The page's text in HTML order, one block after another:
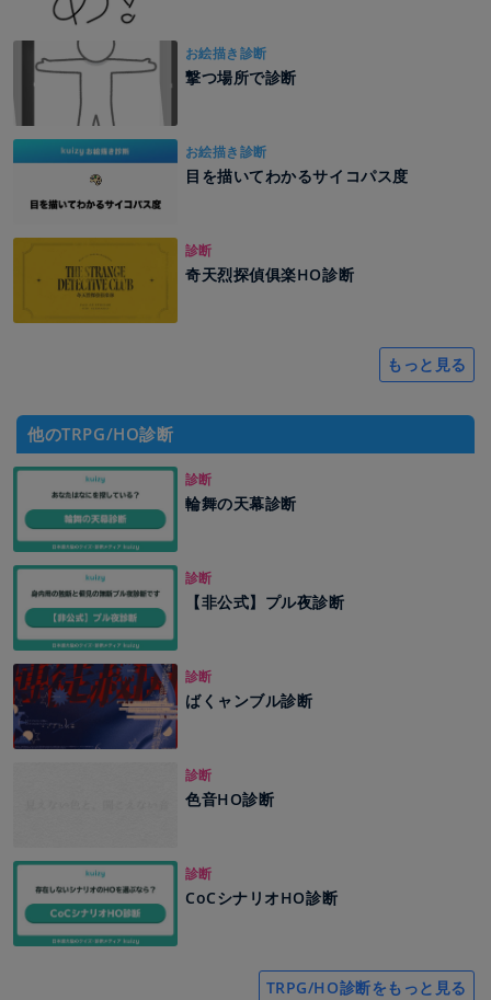
お絵描き診断
撃つ場所で診断
お絵描き診断
目を描いてわかるサイコパス度
診断
奇天烈探偵俱楽HO診断
もっと見る
他のTRPG/HO診断
診断
輪舞の天幕診断
診断
【非公式】プル夜診断
診断
ばくャンブル診断
診断
色音HO診断
診断
CoCシナリオHO診断
TRPG/HO診断をもっと見る